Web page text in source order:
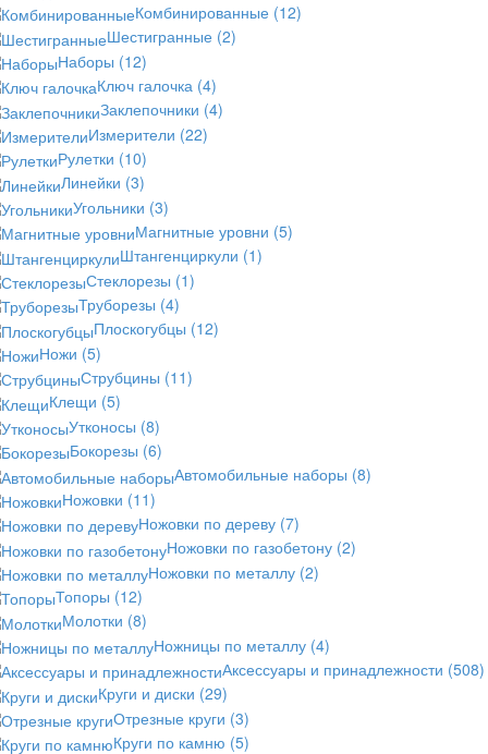
Комбинированные (12)
Шестигранные (2)
Наборы (12)
Ключ галочка (4)
Заклепочники (4)
Измерители (22)
Рулетки (10)
Линейки (3)
Угольники (3)
Магнитные уровни (5)
Штангенциркули (1)
Стеклорезы (1)
Труборезы (4)
Плоскогубцы (12)
Ножи (5)
Струбцины (11)
Клещи (5)
Утконосы (8)
Бокорезы (6)
Автомобильные наборы (8)
Ножовки (11)
Ножовки по дереву (7)
Ножовки по газобетону (2)
Ножовки по металлу (2)
Топоры (12)
Молотки (8)
Ножницы по металлу (4)
Аксессуары и принадлежности (508)
Круги и диски (29)
Отрезные круги (3)
Круги по камню (5)